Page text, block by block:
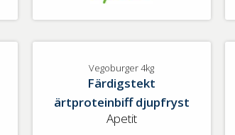
Vegoburger 4kg
Färdigstekt
ärtproteinbiff djupfryst
Apetit